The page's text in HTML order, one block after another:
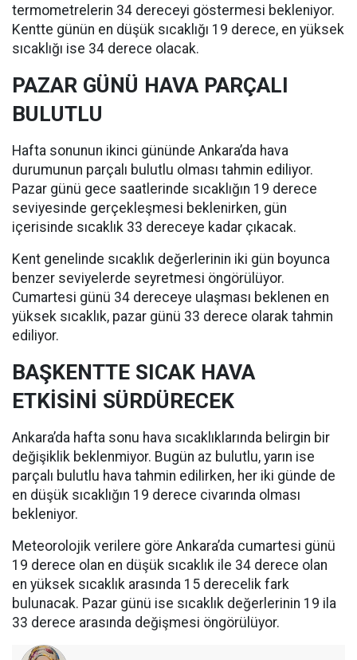
termometrelerin 34 dereceyi göstermesi bekleniyor.
Kentte günün en düşük sıcaklığı 19 derece, en yüksek
sıcaklığı ise 34 derece olacak.
PAZAR GÜNÜ HAVA PARÇALI
BULUTLU
Hafta sonunun ikinci gününde Ankara’da hava
durumunun parçalı bulutlu olması tahmin ediliyor.
Pazar günü gece saatlerinde sıcaklığın 19 derece
seviyesinde gerçekleşmesi beklenirken, gün
içerisinde sıcaklık 33 dereceye kadar çıkacak.
Kent genelinde sıcaklık değerlerinin iki gün boyunca
benzer seviyelerde seyretmesi öngörülüyor.
Cumartesi günü 34 dereceye ulaşması beklenen en
yüksek sıcaklık, pazar günü 33 derece olarak tahmin
ediliyor.
BAŞKENTTE SICAK HAVA
ETKİSİNİ SÜRDÜRECEK
Ankara’da hafta sonu hava sıcaklıklarında belirgin bir
değişiklik beklenmiyor. Bugün az bulutlu, yarın ise
parçalı bulutlu hava tahmin edilirken, her iki günde de
en düşük sıcaklığın 19 derece civarında olması
bekleniyor.
Meteorolojik verilere göre Ankara’da cumartesi günü
19 derece olan en düşük sıcaklık ile 34 derece olan
en yüksek sıcaklık arasında 15 derecelik fark
bulunacak. Pazar günü ise sıcaklık değerlerinin 19 ila
33 derece arasında değişmesi öngörülüyor.